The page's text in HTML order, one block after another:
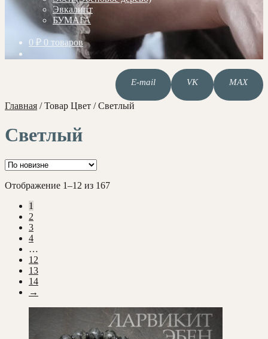
Эвкалипт
БУМАГА
0 ₽ 0 товаров
E-mail VK MAX
Главная /Товар Цвет /Светлый
Светлый
Отображение 1–12 из 167Сортировка:
1
2
3
4
…
12
13
14
→